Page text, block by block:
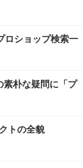
ショップ検索一
素朴な疑問に「プ
トの全貌